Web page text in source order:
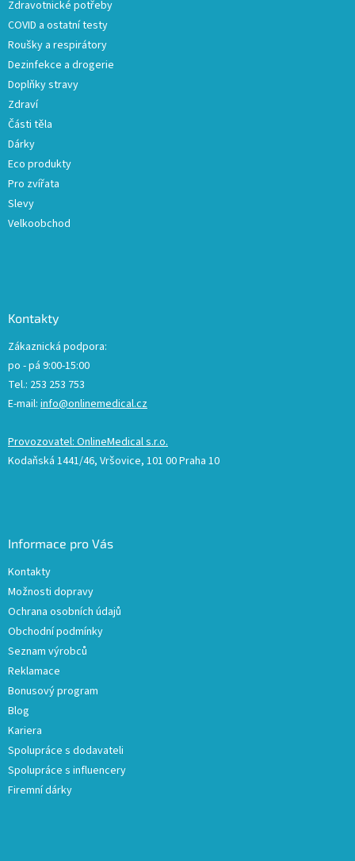
Zdravotnické potřeby
COVID a ostatní testy
Roušky a respirátory
Dezinfekce a drogerie
Doplňky stravy
Zdraví
Části těla
Dárky
Eco produkty
Pro zvířata
Slevy
Velkoobchod
Kontakty
Zákaznická podpora:
po - pá 9:00-15:00
Tel.: 253 253 753
E-mail: info@onlinemedical.cz
Provozovatel: OnlineMedical s.r.o.
Kodaňská 1441/46, Vršovice, 101 00 Praha 10
Informace pro Vás
Kontakty
Možnosti dopravy
Ochrana osobních údajů
Obchodní podmínky
Seznam výrobců
Reklamace
Bonusový program
Blog
Kariera
Spolupráce s dodavateli
Spolupráce s influencery
Firemní dárky